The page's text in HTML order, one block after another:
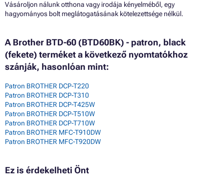
Vásároljon nálunk otthona vagy irodája kényelméből, egy
hagyományos bolt meglátogatásának kötelezettsége nélkül.
A Brother BTD-60 (BTD60BK) - patron, black
(fekete) terméket a következő nyomtatókhoz
szánják, hasonlóan mint:
Patron BROTHER DCP-T220
Patron BROTHER DCP-T310
Patron BROTHER DCP-T425W
Patron BROTHER DCP-T510W
Patron BROTHER DCP-T710W
Patron BROTHER MFC-T910DW
Patron BROTHER MFC-T920DW
Ez is érdekelheti Önt